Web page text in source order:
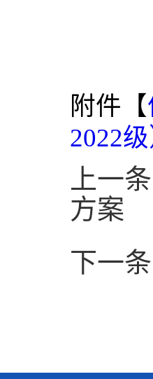
附件【
2022
上一
方案
下一